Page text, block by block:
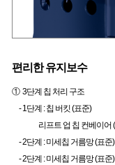
편리한 유지보수
① 3단계 칩 처리 구조
- 1단계 : 칩 버킷 (표준)
리프트 업 칩 컨베이어 (
- 2단계 : 미세칩 거름망 (표준)
- 2단계 : 미세칩 거름망 (표준)